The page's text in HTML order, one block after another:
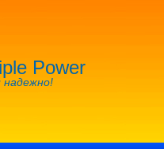
Power
надежно!